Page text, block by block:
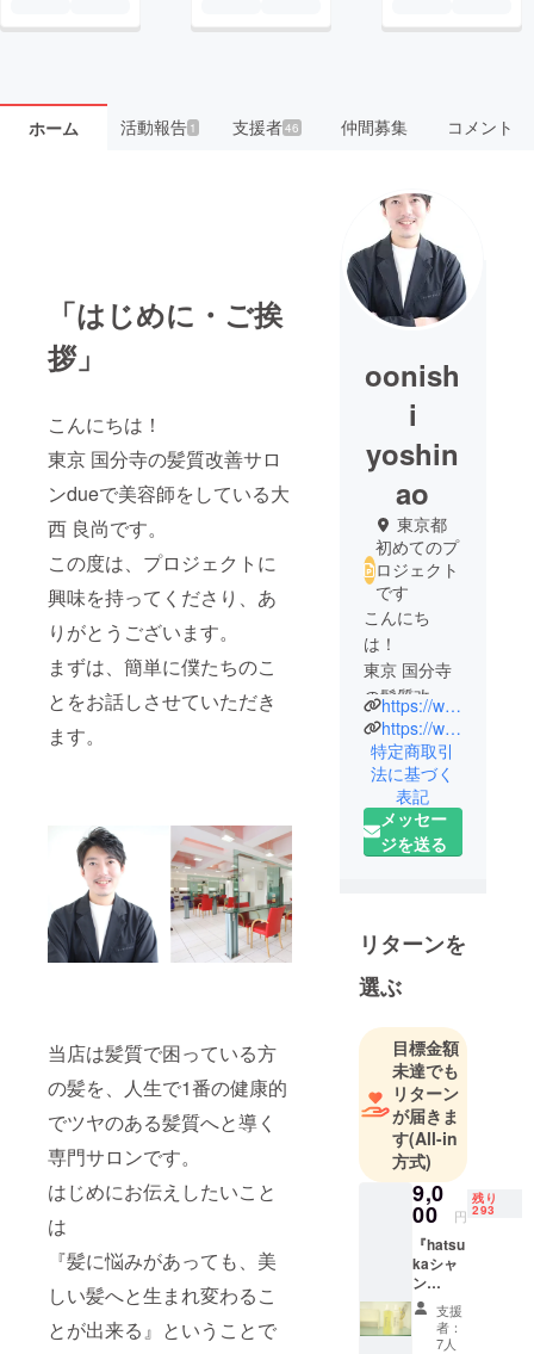
ホーム 活動報告1 支援者46 仲間募集 コメント
「はじめに・ご挨
拶」
こんにちは！
東京 国分寺の髪質改善サロ
ンdueで美容師をしている大
西 良尚です。
この度は、プロジェクトに
興味を持ってくださり、あ
りがとうございます。
まずは、簡単に僕たちのこ
とをお話しさせていただき
ます。
当店は髪質で困っている方
の髪を、人生で1番の健康的
でツヤのある髪質へと導く
専門サロンです。
はじめにお伝えしたいこと
は
『髪に悩みがあっても、美
しい髪へと生まれ変わるこ
とが出来る』ということで
oonish
i
yoshin
ao
東京都
初めてのプ
ロジェクト
です
こんにち
は！
東京 国分寺
の髪質改善
サロンdueで
美容師をし
ている大西
https://www.instagram.com/yoshinao1/
https://www.due-online.com/
特定商取引
法に基づく
表記
メッセー
ジを送る
リターンを
選ぶ
目標金額
未達でも
リターン
が届きま
す(All-in
方式)
9,0
00 円
残り
293
『hatsu
kaシャ
ン
プー・
トリー
トメン
支援
者：
7人